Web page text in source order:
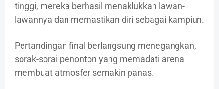
tinggi, mereka berhasil menaklukkan lawan-
lawannya dan memastikan diri sebagai kampiun.
Pertandingan final berlangsung menegangkan,
sorak-sorai penonton yang memadati arena
membuat atmosfer semakin panas.